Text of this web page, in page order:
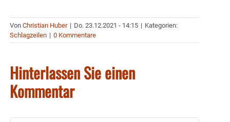
Von Christian Huber | Do. 23.12.2021 - 14:15 | Kategorien:
Schlagzeilen | 0 Kommentare
Hinterlassen Sie einen
Kommentar